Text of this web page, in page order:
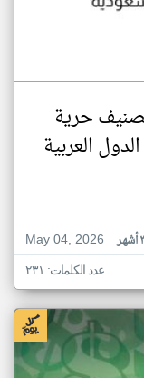
حرية
العربية
May 04, 2026
عدد الكلمات: ٢٣١